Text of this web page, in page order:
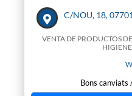
C/NOU, 18, 07701
VENTA DE PRODUCTOS
Bons canviats